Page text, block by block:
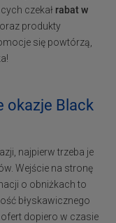
czekał rabat w
produkty
się powtórzą,
okazje Black
najpierw trzeba je
Wejście na stronę
o obniżkach to
błyskawicznego
dopiero w czasie